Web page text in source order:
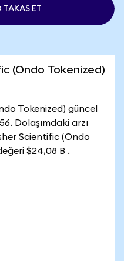
ET
(Ondo Tokenized)
Tokenized) güncel
Dolaşımdaki arzı
Scientific (Ondo
$24,08 B .